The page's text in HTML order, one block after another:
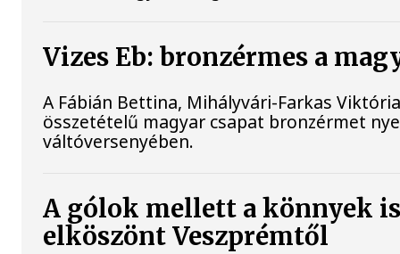
Vizes Eb: bronzérmes a
A Fábián Bettina, Mihályvári-Farkas
összetételű magyar csapat bronzérmet
váltóversenyében.
A gólok mellett a könnyek
elköszönt Veszprémtől